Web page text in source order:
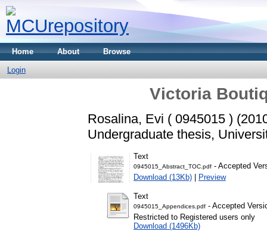
Home About Browse
Login
Victoria
Rosalina, Evi ( 0945015 )
Undergraduate thesis,
Text
0945015_Abstract_TOC.pdf - Accepted
Download (13Kb) | Preview
Text
0945015_Appendices.pdf - Accepted
Restricted to Registered users only
Download (1496Kb)